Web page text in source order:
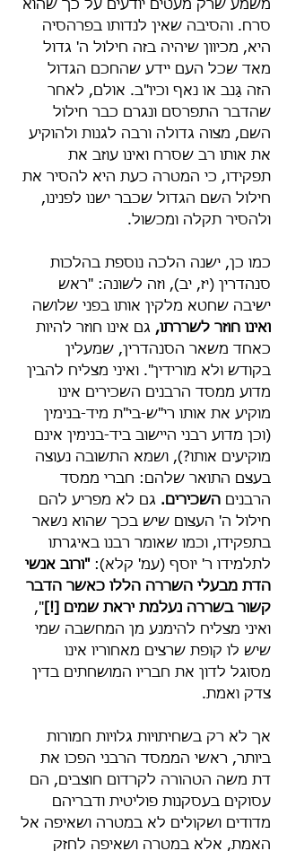
משמע שרק מעטים יודעים על כך שהוא
סרח. והסיבה שאין לנדותו בפרהסיה
היא, מכיוון שיהיה בזה חילול ה' גדול
מאד שכל העם יידע שהחכם הגדול
הזה גָּנב או נאף וכיו"ב. אולם, לאחר
שהדבר התפרסם ונגרם כבר חילול
השם, מצוה גדולה ורבה לגנות ולהוקיע
את אותו רב שסרח ואינו עוזב את
תפקידו, כי המטרה כעת היא להסיר את
חילול השם הגדול שכבר ישנו לפנינו,
ולהסיר תקלה ומכשול.
כמו כן, ישנה הלכה נוספת בהלכות
סנהדרין (יז, יב), וזה לשונה: "ראש
ישיבה שחטא מלקין אותו בפני שלושה
ואינו חוזר לשררתו, גם אינו חוזר להיות
כאחד משאר הסנהדרין, שמעלין
בקודש ולא מורידין". ואיני מצליח להבין
מדוע ממסד הרבנים השכירים אינו
מוקיע את אותו רי"ש-בי"ת מיד-בנימין
(וכן מדוע רבני היישוב ביד-בנימין אינם
מוקיעים אותו?), ושמא התשובה נעוצה
בעצם התואר שלהם: חברי ממסד
הרבנים השכירים. גם לא מפריע להם
חילול ה' העצום שיש בכך שהוא נשאר
בתפקידו, וכמו שאומר רבנו באיגרתו
לתלמידו ר' יוסף (עמ' קלא): "ורוב אנשי
הדת מבעלי השררה הללו כאשר הדבר
קשור בשררה נעלמת יראת שמים [!] ",
ואיני מצליח להימנע מן המחשבה שמי
שיש לו קופת שרצים מאחוריו אינו
מסוגל לדון את חבריו המושחתים בדין
צדק ואמת.
אך לא רק בשחיתויות גלויות חמורות
ביותר, ראשי הממסד הרבני הפכו את
דת משה הטהורה לקרדום חוצבים, הם
עסוקים בעסקנות פוליטית ודבריהם
מדודים ושקולים לא במטרה ושאיפה אל
האמת, אלא במטרה ושאיפה לחזק